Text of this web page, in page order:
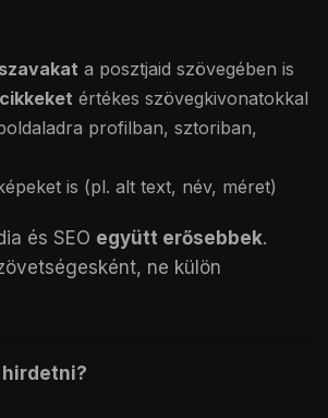
a posztjaid szövegében is
értékes szövegkivonatokkal
profilban, sztoriban,
is (pl. alt text, név, méret)
és SEO együtt erősebbek.
ne külön